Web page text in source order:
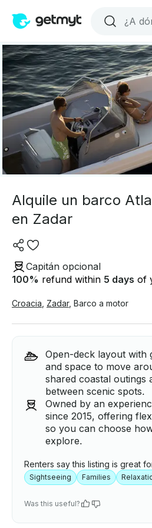
Alquile un barco
en Zadar
Capitán opcional
100% refund within 5 days of
Croacia Zadar, Barco a motor
Open-deck layout with
and space to move
shared coastal outings
between scenic spots.
Owned by an
since 2015, offering
so you can choose
explore.
Renters say this listing is great
Sightseeing Families
Was this useful?